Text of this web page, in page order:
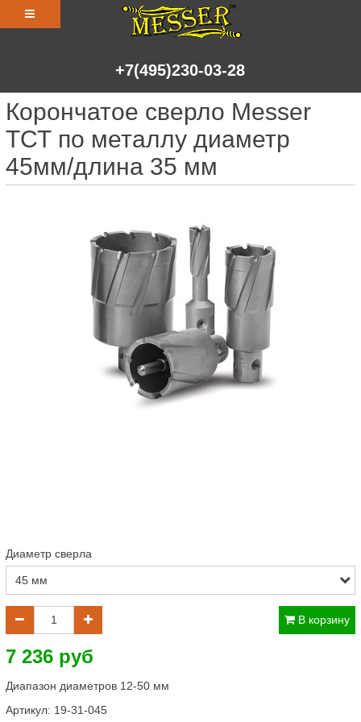
+7(495)230-03-28
Корончатое сверло Messer
ТСТ по металлу диаметр
45мм/длина 35 мм
Диаметр сверла
В корзину
7 236 руб
Диапазон диаметров 12-50 мм
Артикул: 19-31-045